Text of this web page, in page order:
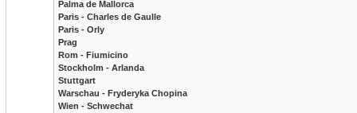
Palma de Mallorca
Paris - Charles de Gaulle
Paris - Orly
Prag
Rom - Fiumicino
Stockholm - Arlanda
Stuttgart
Warschau - Fryderyka Chopina
Wien - Schwechat